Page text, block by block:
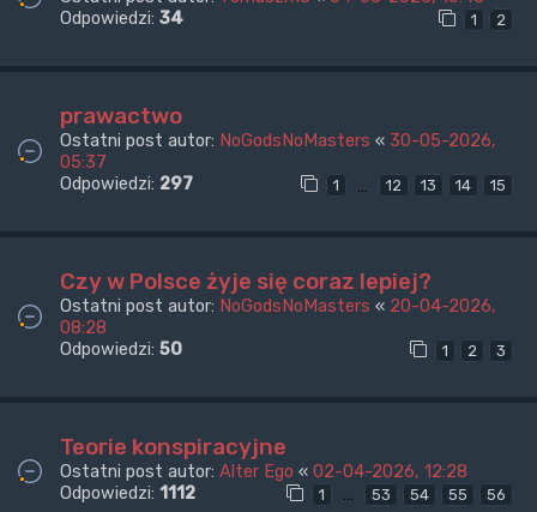
Odpowiedzi: 34 1 2
prawactwo
Ostatni post autor: NoGodsNoMasters « 30-05-2026,
05:37
Odpowiedzi: 297 1 12 13 14 15
Czy w Polsce żyje się coraz lepiej?
Ostatni post autor: NoGodsNoMasters « 20-04-2026,
08:28
Odpowiedzi: 50 1 2 3
Teorie konspiracyjne
Ostatni post autor: Alter Ego « 02-04-2026, 12:28
Odpowiedzi: 1112 1 … 53 54 55 56